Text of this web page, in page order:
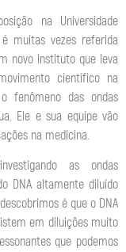
na Universidade
é muitas vezes referida
novo instituto que leva
científico na
fenômeno das ondas
Ele e sua equipe vão
na medicina.
as ondas
DNA altamente diluído
é que o DNA
em diluições muito
que podemos